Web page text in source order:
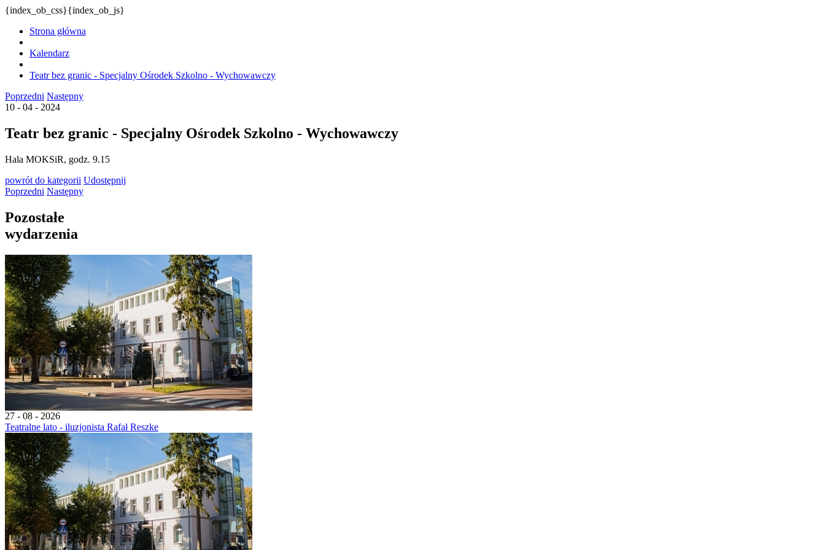
{index_ob_css}{index_ob_js}
Strona główna
Kalendarz
Teatr bez granic - Specjalny Ośrodek Szkolno - Wychowawczy
Poprzedni Następny
10 - 04 - 2024
Teatr bez granic - Specjalny Ośrodek Szkolno - Wychowawczy
Hala MOKSiR, godz. 9.15
powrót do kategorii Udostępnij
Poprzedni Następny
Pozostałe
wydarzenia
27 - 08 - 2026
Teatralne lato - iluzjonista Rafał Reszke